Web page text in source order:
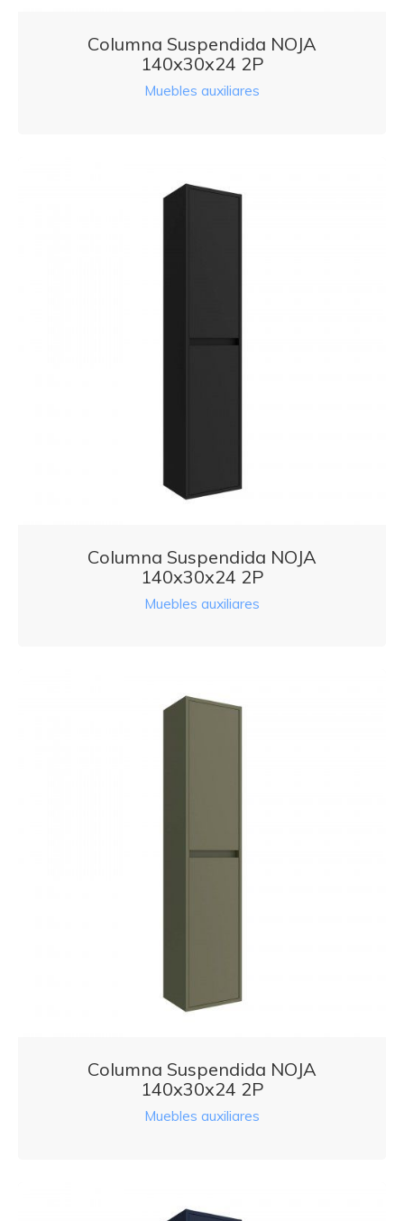
Columna Suspendida NOJA
140x30x24 2P
Muebles auxiliares
Columna Suspendida NOJA
140x30x24 2P
Muebles auxiliares
Columna Suspendida NOJA
140x30x24 2P
Muebles auxiliares